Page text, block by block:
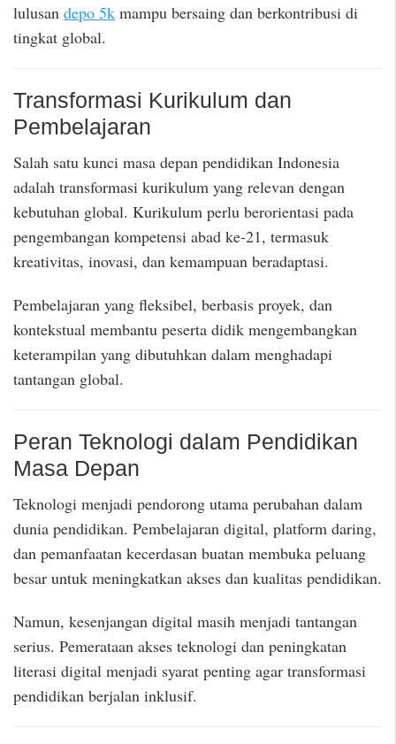
lulusan depo 5k mampu bersaing dan berkontribusi di
tingkat global.
Transformasi Kurikulum dan
Pembelajaran
Salah satu kunci masa depan pendidikan Indonesia
adalah transformasi kurikulum yang relevan dengan
kebutuhan global. Kurikulum perlu berorientasi pada
pengembangan kompetensi abad ke-21, termasuk
kreativitas, inovasi, dan kemampuan beradaptasi.
Pembelajaran yang fleksibel, berbasis proyek, dan
kontekstual membantu peserta didik mengembangkan
keterampilan yang dibutuhkan dalam menghadapi
tantangan global.
Peran Teknologi dalam Pendidikan
Masa Depan
Teknologi menjadi pendorong utama perubahan dalam
dunia pendidikan. Pembelajaran digital, platform daring,
dan pemanfaatan kecerdasan buatan membuka peluang
besar untuk meningkatkan akses dan kualitas pendidikan.
Namun, kesenjangan digital masih menjadi tantangan
serius. Pemerataan akses teknologi dan peningkatan
literasi digital menjadi syarat penting agar transformasi
pendidikan berjalan inklusif.